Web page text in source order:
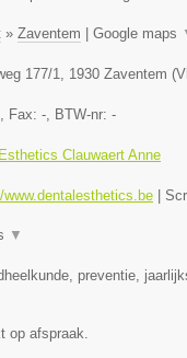
» Zaventem Google maps
177/1, 1930 Zaventem (
, Fax: -, BTW-nr: -
Clauwaert Anne
www.dentalesthetics.be
▼
preventie,
op afspraak.